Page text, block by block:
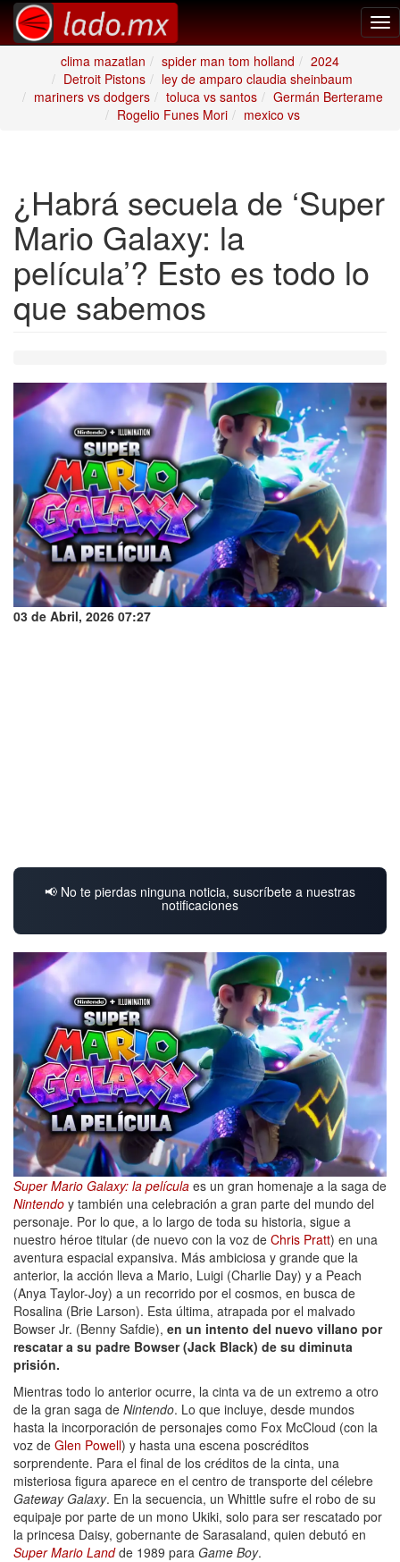
clima mazatlan
spider man tom holland
2024
Detroit Pistons
ley de amparo claudia sheinbaum
mariners vs dodgers
toluca vs santos
Germán Berterame
Rogelio Funes Mori
mexico vs
¿Habrá secuela de ‘Super
Mario Galaxy: la
película’? Esto es todo lo
que sabemos
03 de Abril, 2026 07:27
📢 No te pierdas ninguna noticia, suscríbete a nuestras
notificaciones
Super Mario Galaxy: la película es un gran homenaje a la saga de
Nintendo y también una celebración a gran parte del mundo del
personaje. Por lo que, a lo largo de toda su historia, sigue a
nuestro héroe titular (de nuevo con la voz de Chris Pratt) en una
aventura espacial expansiva. Más ambiciosa y grande que la
anterior, la acción lleva a Mario, Luigi (Charlie Day) y a Peach
(Anya Taylor-Joy) a un recorrido por el cosmos, en busca de
Rosalina (Brie Larson). Esta última, atrapada por el malvado
Bowser Jr. (Benny Safdie), en un intento del nuevo villano por
rescatar a su padre Bowser (Jack Black) de su diminuta
prisión.
Mientras todo lo anterior ocurre, la cinta va de un extremo a otro
de la gran saga de Nintendo. Lo que incluye, desde mundos
hasta la incorporación de personajes como Fox McCloud (con la
voz de Glen Powell) y hasta una escena poscréditos
sorprendente. Para el final de los créditos de la cinta, una
misteriosa figura aparece en el centro de transporte del célebre
Gateway Galaxy. En la secuencia, un Whittle sufre el robo de su
equipaje por parte de un mono Ukiki, solo para ser rescatado por
la princesa Daisy, gobernante de Sarasaland, quien debutó en
Super Mario Landde 1989 para Game Boy.